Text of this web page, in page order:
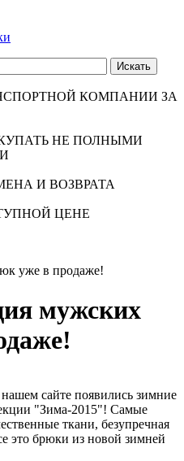
КОМПАНИИ ЗА
НЕ ПОЛНЫМИ
И ВОЗВРАТА
ЦЕНЕ
уже в продаже!
мужских
сайте появились зимние
"Зима-2015"! Самые
ткани, безупречная
это брюки из новой зимней